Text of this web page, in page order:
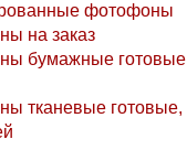
фотофоны
на заказ
бумажные готовые
тканевые готовые,